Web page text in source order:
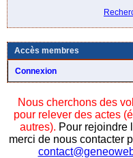
Accès membres
Connexion
Nous cherchons des
pour relever des actes
autres). Pour rejoindre
merci de nous contacter